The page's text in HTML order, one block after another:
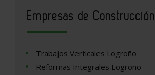
Empresas de Construcción
Trabajos Verticales Logroño
Reformas Integrales Logroño